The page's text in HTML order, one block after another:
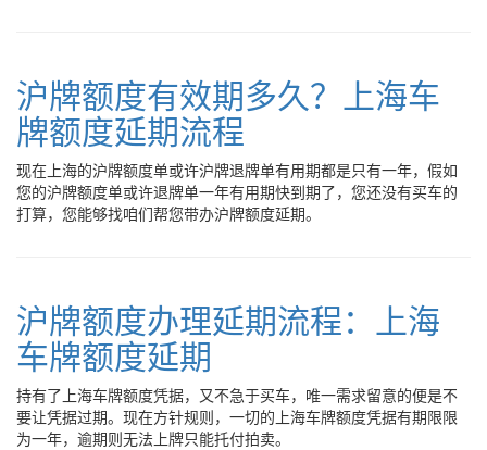
沪牌额度有效期多久？上海车
牌额度延期流程
现在上海的沪牌额度单或许沪牌退牌单有用期都是只有一年，假如
您的沪牌额度单或许退牌单一年有用期快到期了，您还没有买车的
打算，您能够找咱们帮您带办沪牌额度延期。
沪牌额度办理延期流程：上海
车牌额度延期
持有了上海车牌额度凭据，又不急于买车，唯一需求留意的便是不
要让凭据过期。现在方针规则，一切的上海车牌额度凭据有期限限
为一年，逾期则无法上牌只能托付拍卖。